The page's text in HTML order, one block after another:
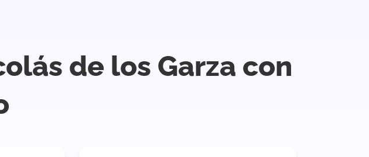
de los Garza con